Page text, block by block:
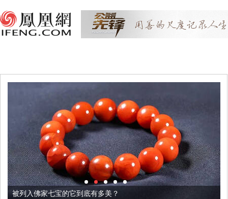
被列入佛家七宝的它到底有多美？